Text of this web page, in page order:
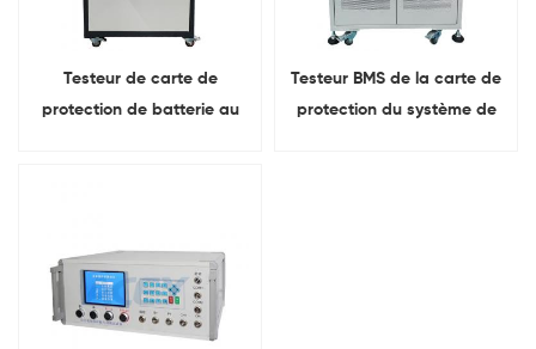
Testeur de carte de
protection de batterie au
Testeur BMS de la carte de
protection du système de